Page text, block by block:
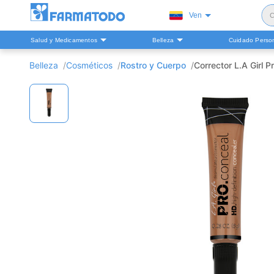
Ven
Salud y Medicamentos Belleza Cuidado
Belleza Cosméticos Rostro y Cuerpo Corrector L.A Girl